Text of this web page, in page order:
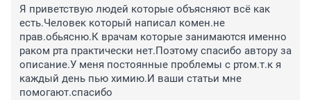
Я приветствую людей которые объясняют всё как
есть.Человек который написал комен.не
прав.обьясню.К врачам которые занимаются именно
раком рта практически нет.Поэтому спасибо автору за
описание.У меня постоянные проблемы с ртом.т.к я
каждый день пью химию.И ваши статьи мне
помогают.спасибо